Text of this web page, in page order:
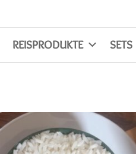
REISPRODUKTE SETS
IM ANGEBOT